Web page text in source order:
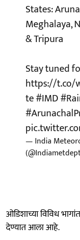
States:
Meghalaya,
& Tripura
Stay tuned
https://t.co/
te#IMD
— India
ओडिशाच्या विविध
देण्यात आला आहे.